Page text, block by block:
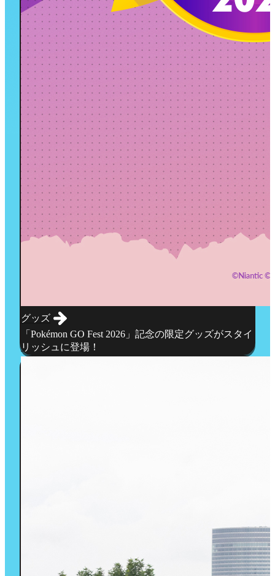
グッズ
「Pokémon GO Fest 2026」記念の限定グッズがスタイ
リッシュに登場！